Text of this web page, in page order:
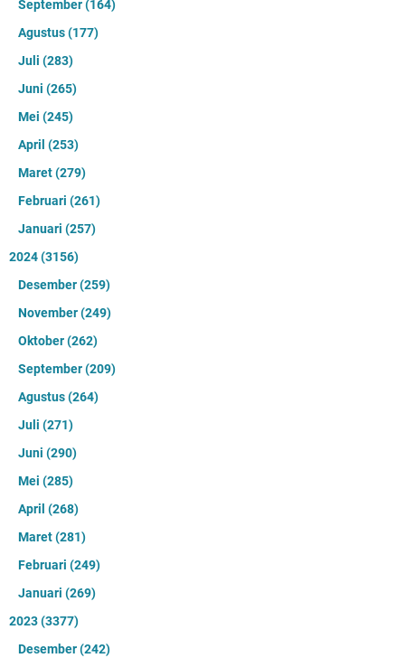
September(164)
Agustus(177)
Juli (283)
Juni (265)
Mei (245)
April (253)
Maret(279)
Februari (261)
Januari (257)
2024(3156)
Desember(259)
November(249)
Oktober(262)
September(209)
Agustus(264)
Juli (271)
Juni (290)
Mei (285)
April (268)
Maret(281)
Februari (249)
Januari (269)
2023(3377)
Desember(242)